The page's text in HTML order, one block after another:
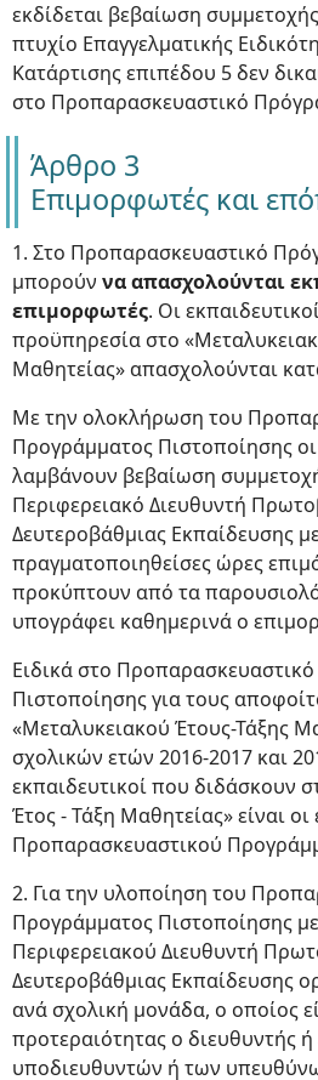
εκδίδεται βεβαίωση
πτυχίο Επαγγελματικής
Κατάρτισης επιπέδου 5 δεν
στο Προπαρασκευαστικό
Άρθρο 3
Επιμορφωτές και
1. Στο Προπαρασκευαστικό
μπορούν να απασχολούνται
επιμορφωτές. Οι
προϋπηρεσία στο
Μαθητείας» απασχολούνται
Με την ολοκλήρωση του
Προγράμματος Πιστοποίησης
λαμβάνουν βεβαίωση
Περιφερειακό Διευθυντή
Δευτεροβάθμιας Εκπαίδευσης
πραγματοποιηθείσες ώρες
προκύπτουν από τα
υπογράφει καθημερινά ο
Ειδικά στο
Πιστοποίησης για τους
«Μεταλυκειακού Έτους-Τάξης
σχολικών ετών 2016-2017 και
εκπαιδευτικοί που διδάσκουν
Έτος - Τάξη Μαθητείας» είναι
Προπαρασκευαστικού
2. Για την υλοποίηση του
Προγράμματος Πιστοποίησης
Περιφερειακού Διευθυντή
Δευτεροβάθμιας Εκπαίδευσης
ανά σχολική μονάδα, ο οποίος
προτεραιότητας ο διευθυντής
υποδιευθυντών ή των